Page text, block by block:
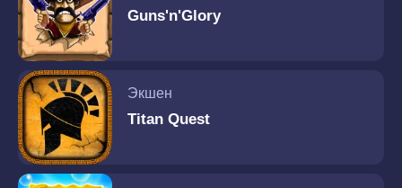
Guns'n'Glory
Экшен
Titan Quest